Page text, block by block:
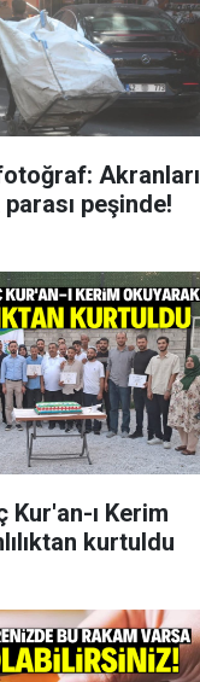
Akranları
peşinde!
Kur'an-ı Kerim
kurtuldu